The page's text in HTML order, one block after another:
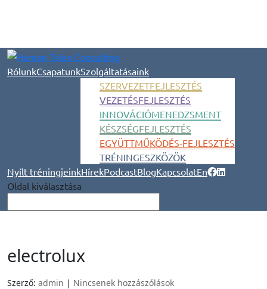
RólunkCsapatunkSzolgáltatásaink
SZERVEZETFEJLESZTÉS
VEZETÉSFEJLESZTÉS
INNOVÁCIÓMENEDZSMENT
KÉSZSÉGFEJLESZTÉS
EGYÜTTMŰKÖDÉS-FEJLESZTÉS
TRÉNINGESZKÖZÖK
Nyílt tréningjeinkHírekPodcastBlogKapcsolatEn
Oldal kiválasztása
electrolux
Szerző: admin | Nincsenek hozzászólások